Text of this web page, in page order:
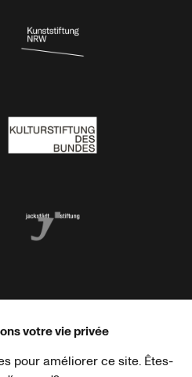
Institut
votre vie privée
pour améliorer ce site. Êtes-